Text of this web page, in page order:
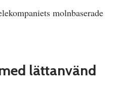
molnbaserade
lättanvänd